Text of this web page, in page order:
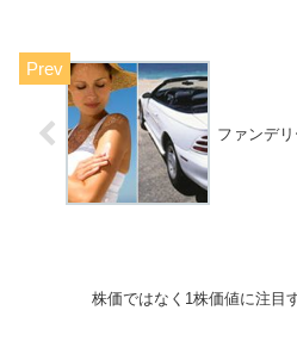
ファンデ
株価ではなく1株価値に注目